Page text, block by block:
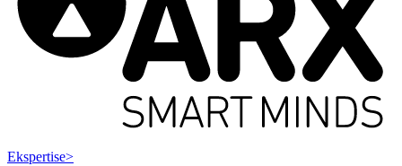
Ekspertise>